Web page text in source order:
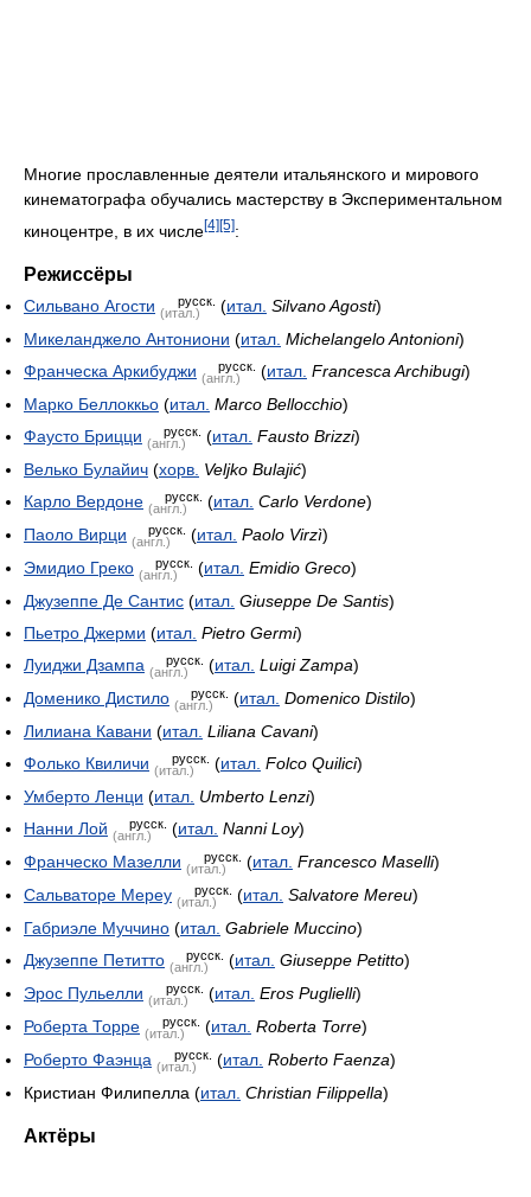
Многие прославленные деятели итальянского и мирового
кинематографа обучались мастерству в Экспериментальном
киноцентре, в их числе[4] [5]:
Режиссёры
Сильвано Агости (итал.)
русск. (итал. Silvano Agosti)
Микеланджело Антониони (итал. Michelangelo Antonioni)
Франческа Аркибуджи (англ.)
русск. (итал. Francesca Archibugi)
Марко Беллоккьо (итал. Marco Bellocchio)
Фаусто Брицци (англ.)
русск. (итал. Fausto Brizzi)
Велько Булайич (хорв. Veljko Bulajić)
Карло Вердоне (англ.)
русск. (итал. Carlo Verdone)
Паоло Вирци (англ.)
русск. (итал. Paolo Virzì)
Эмидио Греко (англ.)
русск. (итал. Emidio Greco)
Джузеппе Де Сантис (итал. Giuseppe De Santis)
Пьетро Джерми (итал. Pietro Germi)
Луиджи Дзампа (англ.)
русск. (итал. Luigi Zampa)
Доменико Дистило (англ.)
русск. (итал. Domenico Distilo)
Лилиана Кавани (итал. Liliana Cavani)
Фолько Квиличи (итал.)
русск. (итал. Folco Quilici)
Умберто Ленци (итал. Umberto Lenzi)
Нанни Лой (англ.)
русск. (итал. Nanni Loy)
Франческо Мазелли (итал.)
русск. (итал. Francesco Maselli)
Сальваторе Мереу (итал.)
русск. (итал. Salvatore Mereu)
Габриэле Муччино (итал. Gabriele Muccino)
Джузеппе Петитто (англ.)
русск. (итал. Giuseppe Petitto)
Эрос Пульелли (итал.)
русск. (итал. Eros Puglielli)
Роберта Торре (итал.)
русск. (итал. Roberta Torre)
Роберто Фаэнца (итал.)
русск. (итал. Roberto Faenza)
Кристиан Филипелла (итал. Christian Filippella)
Актёры